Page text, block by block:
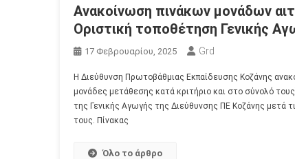
Ανακοίνωση πινάκων μονάδων
Οριστική τοποθέτηση Γενικής
17 Φεβρουαρίου, 2025 Grd
Η Διεύθυνση Πρωτοβάθμιας Εκπαίδευσης Κοζάνης
μονάδες μετάθεσης κατά κριτήριο και στο σύνολό
της Γενικής Αγωγής της Διεύθυνσης ΠΕ Κοζάνης μετά
τους. Πίνακας
Όλο το άρθρο